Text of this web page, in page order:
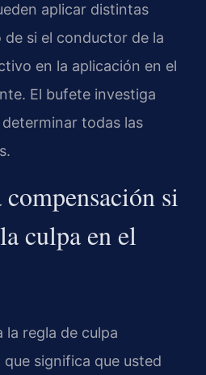
aplicar distintas
si el conductor de la
en la aplicación en el
El bufete investiga
todas las
si
culpa en el
la regla de culpa
significa que usted